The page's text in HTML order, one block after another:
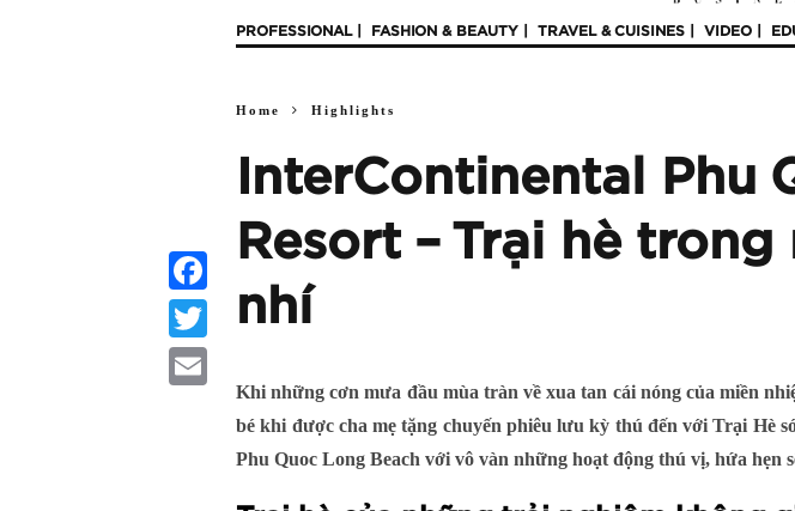
PROFESSIONAL FASHION & BEAUTY TRAVEL & CUISINES VIDEO
Home Highlights
InterContinental Phu
Resort – Trại hè
nhí
Khi những cơn mưa đầu mùa tràn về xua tan cái nóng của miền
bé khi được cha mẹ tặng chuyến phiêu lưu kỳ thú đến với Trại Hè
Phu Quoc Long Beach với vô vàn những hoạt động thú vị, hứa
Facebook
Twitter